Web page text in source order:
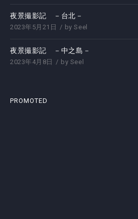
夜景撮影記 －台北－
2023年5月21日 bySeel
夜景撮影記 －中之島－
2023年4月8日 by Seel
PROMOTED